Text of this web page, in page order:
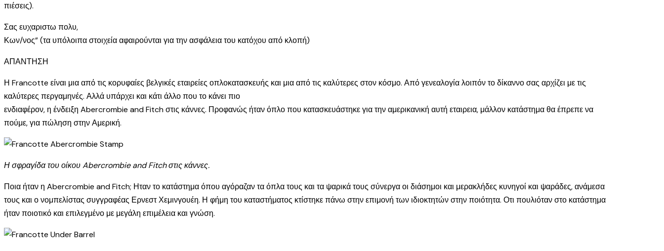
πιέσεις).
Σας ευχαριστω πολυ,
Κων/νος” (τα υπόλοιπα στοιχεία αφαιρούνται για την ασφάλεια του κατόχου από κλοπή)
ΑΠΑΝΤΗΣΗ
Η Francotte είναι μια από τις κορυφαίες βελγικές εταιρείες οπλοκατασκευής και μια από τις καλύτερες στον κόσμο. Από γενεαλογία λοιπόν το δίκαννο σας αρχίζει με τις
καλύτερες περγαμηνές. Αλλά υπάρχει και κάτι άλλο που το κάνει πιο
ενδιαφέρον, η ένδειξη Abercrombie and Fitch στις κάννες. Προφανώς ήταν όπλο που κατασκευάστηκε για την αμερικανική αυτή εταιρεια, μάλλον κατάστημα θα έπρεπε να
πούμε, για πώληση στην Αμερική.
Η σφραγίδα του οίκου Abercrombie and Fitch στις κάννες.
Ποια ήταν η Abercrombie and Fitch; Ηταν το κατάστημα όπου αγόραζαν τα όπλα τους και τα ψαρικά τους σύνεργα οι διάσημοι και μερακλήδες κυνηγοί και ψαράδες, ανάμεσα
τους και ο νομπελίστας συγγραφέας Ερνεστ Χεμινγουέη. Η φήμη του καταστήματος κτίστηκε πάνω στην επιμονή των ιδιοκτητών στην ποιότητα. Οτι πουλιόταν στο κατάστημα
ήταν ποιοτικό και επιλεγμένο με μεγάλη επιμέλεια και γνώση.